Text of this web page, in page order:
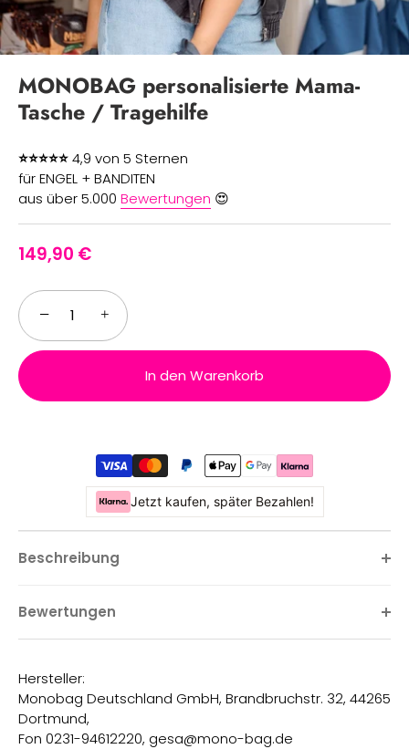
MONOBAG personalisierte Mama-
Tasche / Tragehilfe
⭐⭐⭐⭐⭐4,9 von 5 Sternen
für ENGEL + BANDITEN
aus über 5.000 Bewertungen 😍
149,90 €
− +
In den Warenkorb
Jetzt kaufen, später Bezahlen!
Beschreibung
Bewertungen
Hersteller:
Monobag Deutschland GmbH, Brandbruchstr. 32, 44265
Dortmund,
Fon 0231-94612220, gesa@mono-bag.de